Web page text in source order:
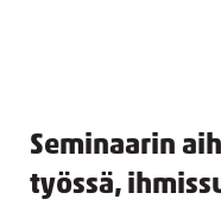
Seminaarin
työssä,